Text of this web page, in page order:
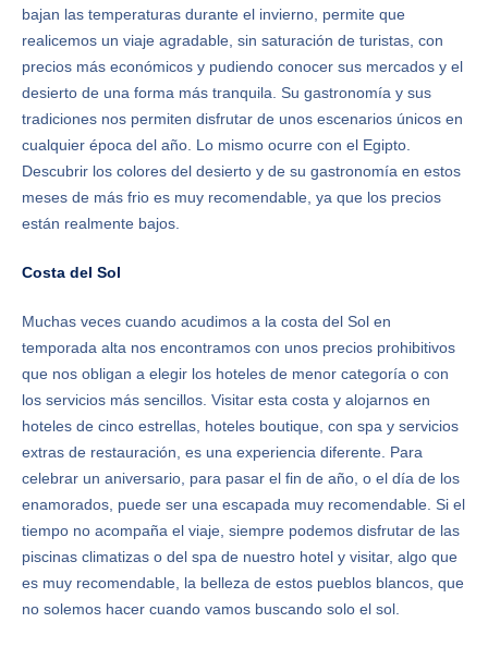
bajan las temperaturas durante el invierno, permite que
realicemos un viaje agradable, sin saturación de turistas, con
precios más económicos y pudiendo conocer sus mercados y el
desierto de una forma más tranquila. Su gastronomía y sus
tradiciones nos permiten disfrutar de unos escenarios únicos en
cualquier época del año. Lo mismo ocurre con el Egipto.
Descubrir los colores del desierto y de su gastronomía en estos
meses de más frio es muy recomendable, ya que los precios
están realmente bajos.
Costa del Sol
Muchas veces cuando acudimos a la costa del Sol en
temporada alta nos encontramos con unos precios prohibitivos
que nos obligan a elegir los hoteles de menor categoría o con
los servicios más sencillos. Visitar esta costa y alojarnos en
hoteles de cinco estrellas, hoteles boutique, con spa y servicios
extras de restauración, es una experiencia diferente. Para
celebrar un aniversario, para pasar el fin de año, o el día de los
enamorados, puede ser una escapada muy recomendable. Si el
tiempo no acompaña el viaje, siempre podemos disfrutar de las
piscinas climatizas o del spa de nuestro hotel y visitar, algo que
es muy recomendable, la belleza de estos pueblos blancos, que
no solemos hacer cuando vamos buscando solo el sol.